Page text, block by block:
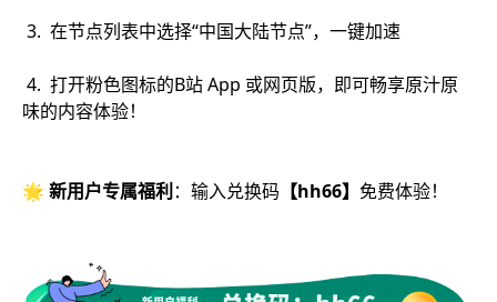
3. 在节点列表中选择“中国大陆节点”，一键加速
4. 打开粉色图标的B站 App 或网页版，即可畅享原汁原
味的内容体验！
🌟 新用户专属福利 ：输入兑换码 【hh66】 免费体验！